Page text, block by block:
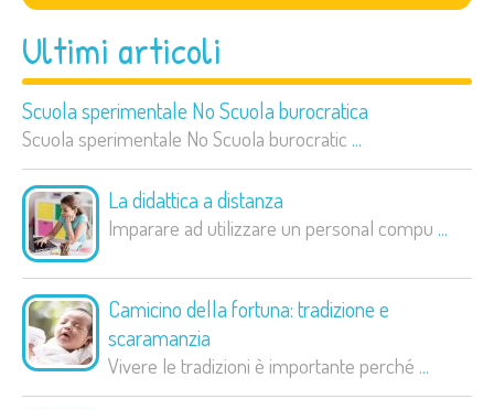
Ultimi articoli
Scuola sperimentale No Scuola burocratica
Scuola sperimentale No Scuola burocratic ...
La didattica a distanza
Imparare ad utilizzare un personal compu ...
Camicino della fortuna: tradizione e
scaramanzia
Vivere le tradizioni è importante perché ...